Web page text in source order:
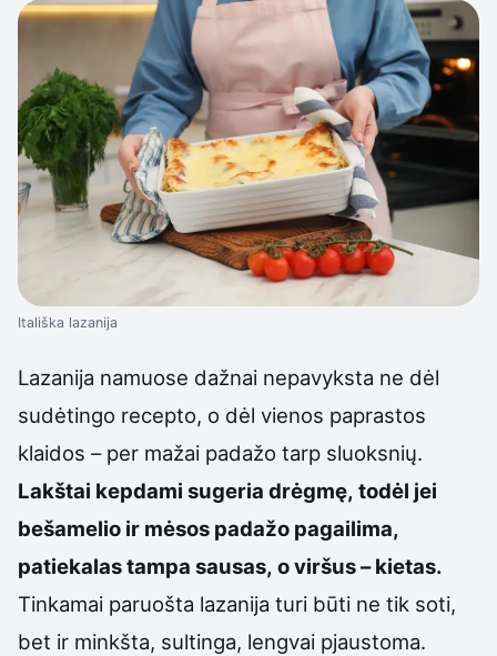
Itališka lazanija
Lazanija namuose dažnai nepavyksta ne dėl
sudėtingo recepto, o dėl vienos paprastos
klaidos – per mažai padažo tarp sluoksnių.
Lakštai kepdami sugeria drėgmę, todėl jei
bešamelio ir mėsos padažo pagailima,
patiekalas tampa sausas, o viršus – kietas.
Tinkamai paruošta lazanija turi būti ne tik soti,
bet ir minkšta, sultinga, lengvai pjaustoma.